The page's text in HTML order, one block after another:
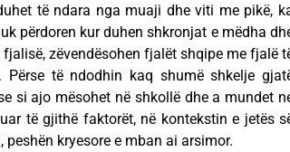
të ndara nga muaji dhe viti me pikë,
përdoren kur duhen shkronjat e mëdha
zëvendësohen fjalët shqipe me fjalë
të ndodhin kaq shumë shkelje
si ajo mësohet në shkollë dhe a mundet
të gjithë faktorët, në kontekstin e jetës
kryesore e mban ai arsimor.